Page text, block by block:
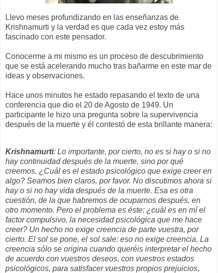
Llevo meses profundizando en las enseñanzas de
Krishnamurti y la verdad es que cada vez estoy más
fascinado con este pensador.
Conocerme a mi mismo es un proceso de descubrimiento
que se está acelerando mucho tras bañarme en este mar de
ideas y observaciones.
Hace unos minutos he estado repasando el texto de una
conferencia que dio el 20 de Agosto de 1949. Un
participante le hizo una pregunta sobre la supervivencia
después de la muerte y él contestó de esta brillante manera:
Krishnamurti: Lo importante, por cierto, no es si hay o si no
hay continuidad después de la muerte, sino por qué
creemos. ¿Cuál es el estado psicológico que exige creer en
algo? Seamos bien claros, por favor. No discutimos ahora si
hay o si no hay vida después de la muerte. Esa es otra
cuestión, de la que habremos de ocuparnos después, en
otro momento. Pero el problema es éste: ¿cuál es en mí el
factor compulsivo, la necesidad psicológica que me hace
creer? Un hecho no exige creencia de parte vuestra, por
cierto. El sol se pone, el sol sale: eso no exige creencia. La
creencia sólo se origina cuando queréis interpretar el hecho
de acuerdo con vuestros deseos, con vuestros estados
psicológicos, para satisfacer vuestros propios prejuicios,